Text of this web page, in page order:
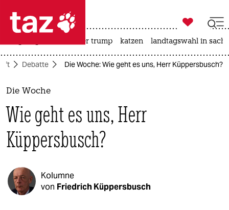
 taz zahl ich
taz zahl ich
themen
politik
öko
kultur

taz zahl ich
usa unter trump katzen landtagswahl in
Debatte Die Woche: Wie geht es uns, Herr Küppersbusch?
Die Woche
Wie geht es uns, Herr
Küppersbusch?
Kolumne
von Friedrich Küppersbusch